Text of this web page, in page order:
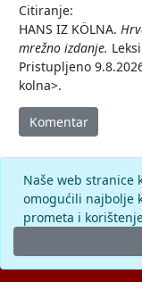
Citiranje:
HANS IZ KÖLNA.
mrežno izdanje.
Pristupljeno
kolna>.
Komentar
Naše web stranice
omogućili najbolje
prometa i
© 2026.